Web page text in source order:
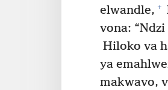
elwandle, +
vona:
Hiloko va
ya
makwavo,